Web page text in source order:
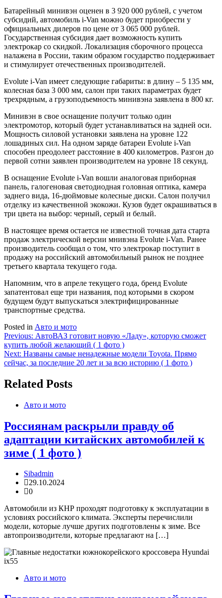
Батарейный минивэн оценен в 3 920 000 рублей, с учетом
субсидий, автомобиль i-Van можно будет приобрести у
официальных дилеров по цене от 3 065 000 рублей.
Государственная субсидия дает возможность купить
электрокар со скидкой. Локализация сборочного процесса
налажена в России, таким образом государство поддерживает
и стимулирует отечественных производителей.
Evolute i-Van имеет следующие габариты: в длину – 5 135 мм,
колесная база 3 000 мм, салон при таких параметрах будет
трехрядным, а грузоподъемность минивэна заявлена в 800 кг.
Минивэн в свое оснащение получит только один
электромотор, который будет устанавливаться на задней оси.
Мощность силовой установки заявлена на уровне 122
лошадиных сил. На одном заряде батареи Evolute i-Van
способен преодолеет расстояние в 400 километров. Разгон до
первой сотни заявлен производителем на уровне 18 секунд.
В оснащение Evolute i-Van вошли аналоговая приборная
панель, галогеновая светодиодная головная оптика, камера
заднего вида, 16-дюймовые колесные диски. Салон получил
отделку из качественной экокожи. Кузов будет окрашиваться в
три цвета на выбор: черный, серый и белый.
В настоящее время остается не известной точная дата старта
продаж электрической версии мнивэна Evolute i-Van. Ранее
производитель сообщал о том, что электрокар поступит в
продажу на российский автомобильный рынок не позднее
третьего квартала текущего года.
Напомним, что в апреле текущего года, бренд Evolute
запатентовал еще три названия, под которыми в скором
будущем будут выпускаться электрифицированные
транспортные средства.
Posted in Авто и мото
Навигация
по
записям
Previous: АвтоВАЗ готовит новую «Ладу», которую сможет
купить любой желающий ( 1 фото )
Next: Названы самые ненадежные модели Toyota. Прямо
сейчас, за последние 20 лет и за всю историю ( 1 фото )
Related Posts
Авто и мото
Россиянам раскрыли правду об
адаптации китайских автомобилей к
зиме ( 1 фото )
Sibadmin
29.10.2024
0
Автомобили из КНР проходят подготовку к эксплуатации в
условиях российского климата. Эксперты перечислили
модели, которые лучше других подготовлены к зиме. Все
автопроизводители, которые предлагают на […]
Авто и мото